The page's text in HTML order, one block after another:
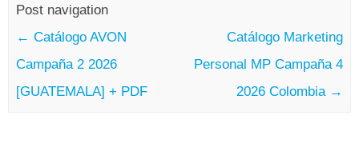
Post navigation
← Catálogo AVON
Campaña 2 2026
[GUATEMALA] + PDF
Catálogo Marketing
Personal MP Campaña 4
2026 Colombia →